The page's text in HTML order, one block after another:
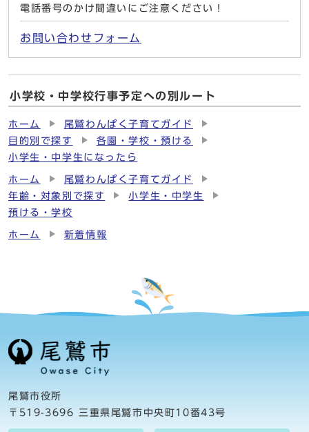
電話番号のかけ間違いにご注意ください！
お問い合わせフォーム
小学校・中学校行事予定への別ルート
ホーム
尾鷲わんぱく子育てガイド
目的別で探す
各園・学校・預ける
小学生・中学生になったら
ホーム
尾鷲わんぱく子育てガイド
年齢・対象別で探す
小学生・中学生
預ける・学校
ホーム 新着情報
尾鷲市役所
〒519-3696 三重県尾鷲市中央町10番43号